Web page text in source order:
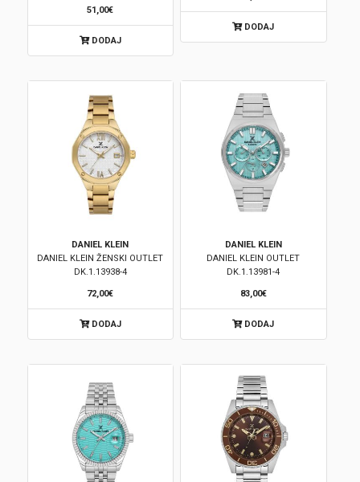
51,00€
DODAJ
DODAJ
DANIEL KLEIN
DANIEL KLEIN ŽENSKI OUTLET
DK.1.13938-4
72,00€
DODAJ
DANIEL KLEIN
DANIEL KLEIN OUTLET
DK.1.13981-4
83,00€
DODAJ